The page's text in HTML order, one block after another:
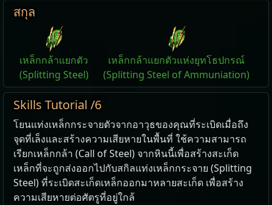
สกุล
เหล็กกล้าแยกตัว
(Splitting Steel)
เหล็กกล้าแยกตัวแห่งยุทโธปกรณ์
(Splitting Steel of Ammuniation)
Skills Tutorial /6
โยน​แท่ง​เหล็ก​กระจาย​ตัว​จาก​อาวุธ​ของ​คุณ​ที่​ระเบิด​เมื่อ​ถึง​
จุด​ที่​เล็ง​และ​สร้าง​ความ​เสียหาย​ใน​พื้นที่ ใช้​ความ​สามารถ
เรียกเหล็กกล้า (Call of Steel) จาก​หิน​นี้​เพื่อ​สร้าง​สะเก็ด​
เหล็ก​ที่​จะ​ถูก​ส่ง​ออก​ไป​กับ​สกิล​แท่งเหล็กกระจาย (Splitting
Steel) ที่​ระเบิด​สะเก็ด​เหล็ก​ออก​มา​หลาย​สะเก็ด เพื่อ​สร้าง​
ความ​เสียหาย​ต่อ​ศัตรู​ที่​อยู่​ใกล้